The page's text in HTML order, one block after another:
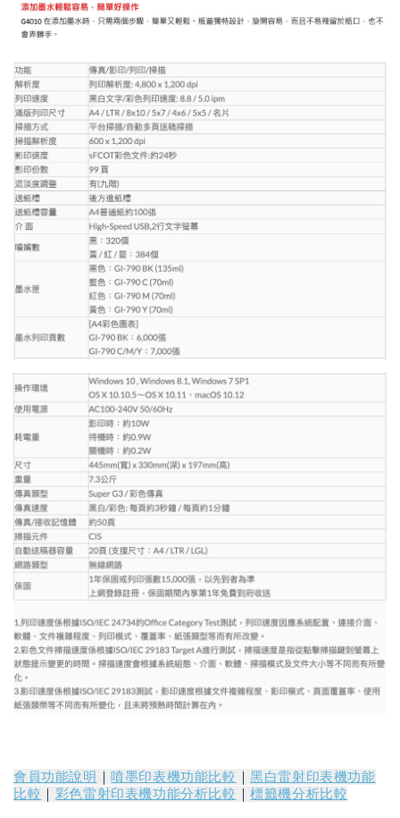
會員功能說明 ｜噴墨印表機功能比較 ｜黑白雷射印表機功能
比較 ｜ 彩色雷射印表機功能分析比較 ｜標籤機分析比較